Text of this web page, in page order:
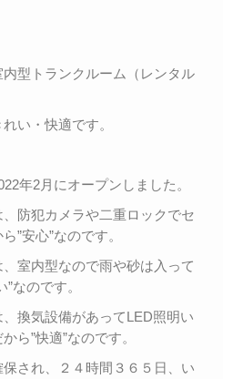
型トランクルーム（レンタル
い・快適です。
年2月にオープンしました。
、防犯カメラや二重ロックでセ
”安心”なのです。
、室内型なので雨や砂は入って
なのです。
、換気設備があってLED照明い
ら”快適”なのです。
され、２４時間３６５日、い